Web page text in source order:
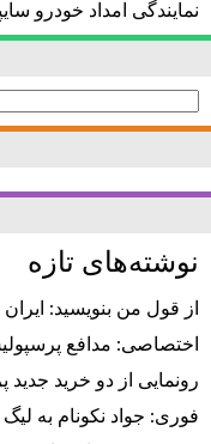
نمایندگی امداد خودرو
برای:
نوشته‌های تازه
از قول من بنویسید:
اختصاصی: مدافع
رونمایی از دو خرید جدید
فوری: جواد نکونام به